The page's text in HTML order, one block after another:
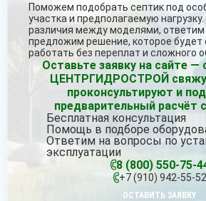
Поможем подобрать септик под
участка и предполагаемую
различия между моделями, ответим
предложим решение, которое будет
работать без переплат и сложного
Оставьте заявку на сайте —
ЦЕНТРГИДРОСТРОЙ
проконсультируют и
предварительный расчёт
Бесплатная консультация
Помощь в подборе
Ответим на вопросы по
эксплуатации
8 (800) 550-75-
+7 (910) 942-55-52
ОСТАВИТЬ ЗАЯВКУ